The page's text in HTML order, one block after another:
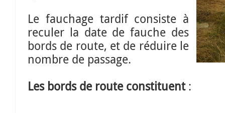
Le fauchage tardif consiste à
reculer la date de fauche des
bords de route, et de réduire le
nombre de passage.
Les bords de route constituent: